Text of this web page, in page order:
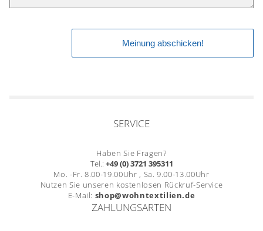
SERVICE
Haben Sie Fragen?
Tel.: +49 (0) 3721 395311
Mo. -Fr. 8.00-19.00Uhr , Sa. 9.00-13.00Uhr
Nutzen Sie unseren kostenlosen Rückruf-Service
E-Mail: shop@wohntextilien.de
ZAHLUNGSARTEN